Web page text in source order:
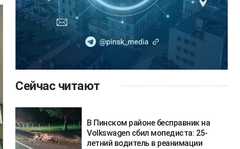
Сейчас читают
В Пинском районе бесправник на
Volkswagen сбил мопедиста: 25-
летний водитель в реанимации